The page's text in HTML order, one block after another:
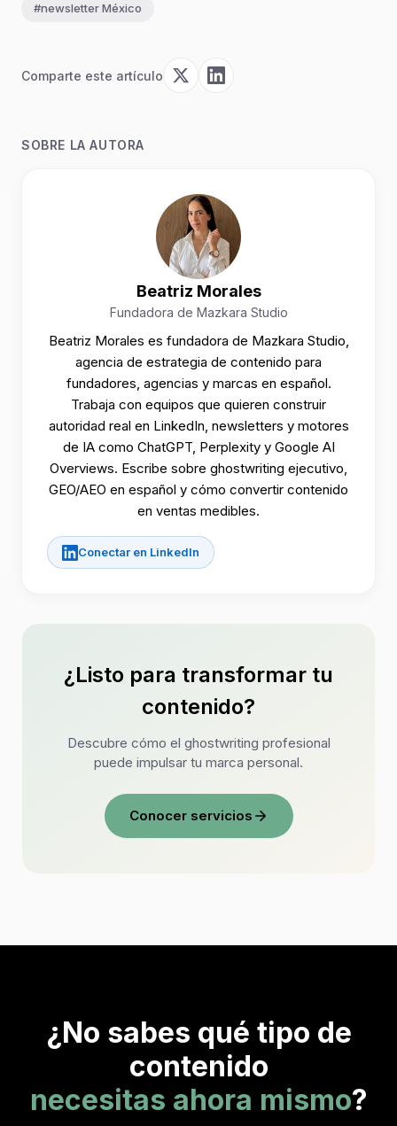
#newsletter México
Comparte este artículo
SOBRE LA AUTORA
Beatriz Morales
Fundadora de Mazkara Studio
Beatriz Morales es fundadora de Mazkara Studio,
agencia de estrategia de contenido para
fundadores, agencias y marcas en español.
Trabaja con equipos que quieren construir
autoridad real en LinkedIn, newsletters y motores
de IA como ChatGPT, Perplexity y Google AI
Overviews. Escribe sobre ghostwriting ejecutivo,
GEO/AEO en español y cómo convertir contenido
en ventas medibles.
Conectar en LinkedIn
¿Listo para transformar tu
contenido?
Descubre cómo el ghostwriting profesional
puede impulsar tu marca personal.
Conocer servicios
¿No sabes qué tipo de
contenido
necesitas ahora mismo?